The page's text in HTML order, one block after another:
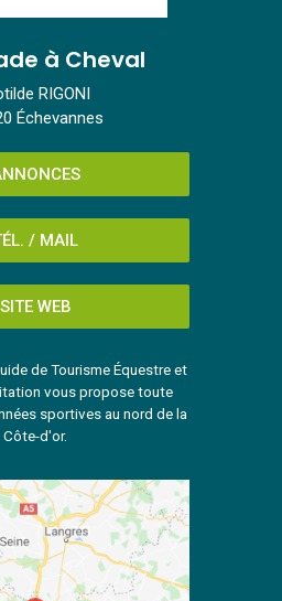
à Cheval
RIGONI
Échevannes
/ MAIL
SITE WEB
de Tourisme Équestre et
vous propose toute
sportives au nord de la
Côte-d'or.